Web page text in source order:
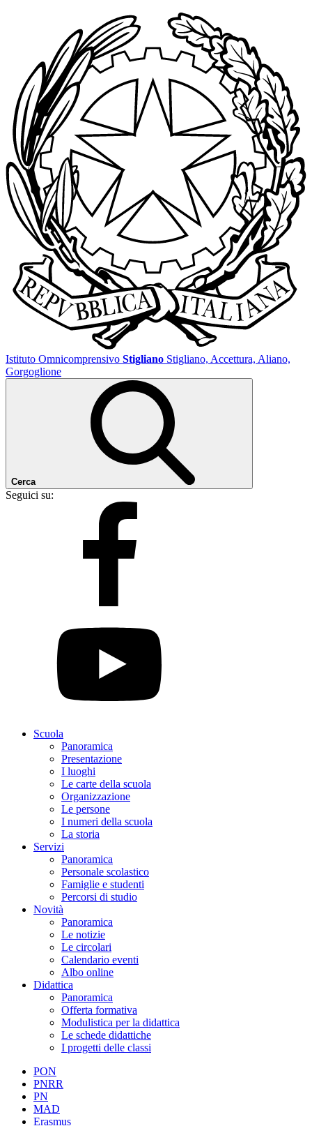
Istituto Omnicomprensivo Stigliano Stigliano, Accettura, Aliano,
Gorgoglione
Cerca
Seguici su:
Scuola
Panoramica
Presentazione
I luoghi
Le carte della scuola
Organizzazione
Le persone
I numeri della scuola
La storia
Servizi
Panoramica
Personale scolastico
Famiglie e studenti
Percorsi di studio
Novità
Panoramica
Le notizie
Le circolari
Calendario eventi
Albo online
Didattica
Panoramica
Offerta formativa
Modulistica per la didattica
Le schede didattiche
I progetti delle classi
PON
PNRR
PN
MAD
Erasmus